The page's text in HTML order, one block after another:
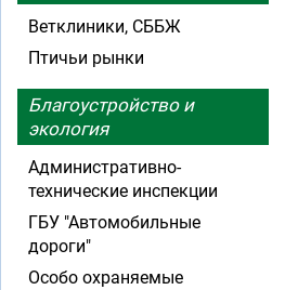
Ветклиники, СББЖ
Птичьи рынки
Благоустройство и
экология
Административно-
технические инспекции
ГБУ "Автомобильные
дороги"
Особо охраняемые